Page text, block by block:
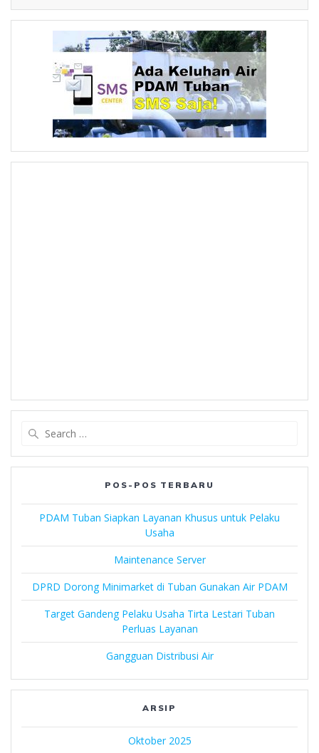
POS-POS TERBARU
PDAM Tuban Siapkan Layanan Khusus untuk Pelaku
Usaha
Maintenance Server
DPRD Dorong Minimarket di Tuban Gunakan Air PDAM
Target Gandeng Pelaku Usaha Tirta Lestari Tuban
Perluas Layanan
Gangguan Distribusi Air
ARSIP
Oktober 2025